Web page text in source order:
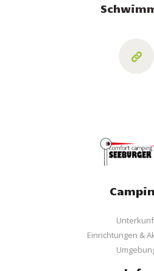
Einrichtungen &